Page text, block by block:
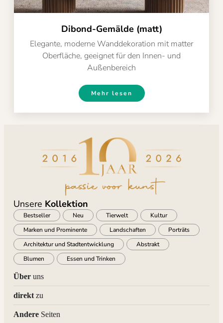
Dibond-Gemälde (matt)
Elegante, moderne Wanddekoration mit matter
Oberfläche, geeignet für den Innen- und
Außenbereich
Mehr lesen
Unsere Kollektion
Bestseller Neu Tierwelt
Kultur
Marken und Prominente
Landschaften
Porträts
Architektur und Stadtentwicklung
Abstrakt
Blumen
Essen und Trinken
Überuns
direktzu
Andere Seiten